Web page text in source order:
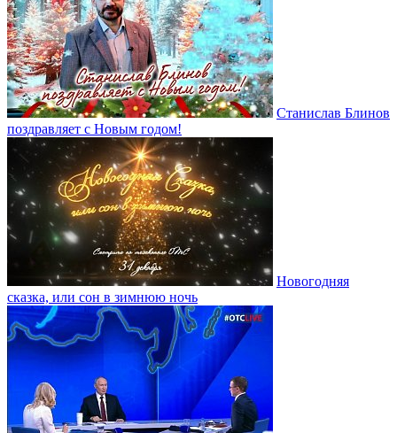
Станислав Блинов
поздравляет с Новым годом!
Новогодняя
сказка, или сон в зимнюю ночь